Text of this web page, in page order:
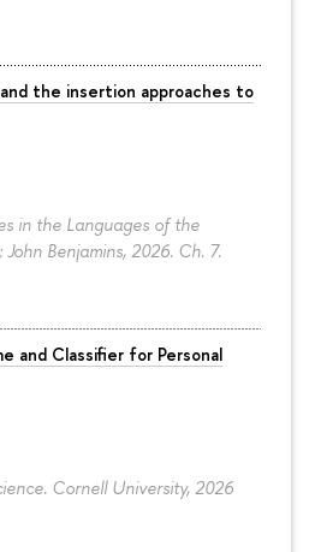
the insertion approaches to
in the Languages of the
Benjamins, 2026. Ch. 7.
and Classifier for Personal
Cornell University, 2026